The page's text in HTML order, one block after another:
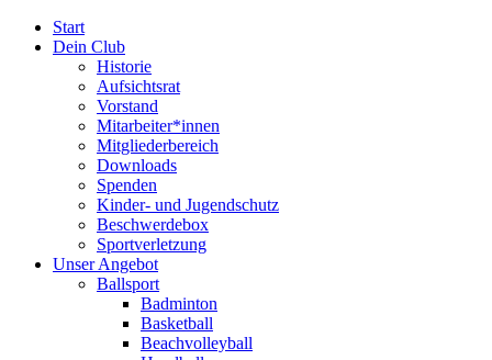
Start
Dein Club
Historie
Aufsichtsrat
Vorstand
Mitarbeiter*innen
Mitgliederbereich
Downloads
Spenden
Kinder- und Jugendschutz
Beschwerdebox
Sportverletzung
Unser Angebot
Ballsport
Badminton
Basketball
Beachvolleyball